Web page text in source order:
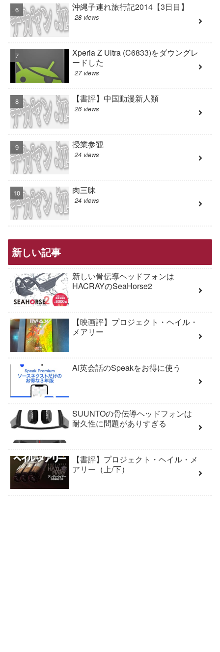
沖縄子連れ旅行記2014【3日目】
28 views
Xperia Z Ultra (C6833)をダウングレ
ードした
27 views
【書評】中国動漫新人類
26 views
授業参観
24 views
肉三昧
24 views
新しい記事
新しい骨伝導ヘッドフォンは
HACRAYのSeaHorse2
【映画評】プロジェクト・ヘイル・
メアリー
AI英会話のSpeakをお得に使う
SUUNTOの骨伝導ヘッドフォンは
耐久性に問題がありすぎる
【書評】プロジェクト・ヘイル・メ
アリー（上/下）